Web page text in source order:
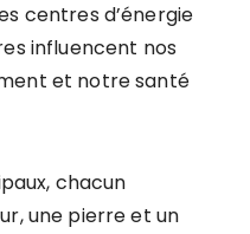
centres d’énergie
influencent nos
et notre santé
chacun
une pierre et un